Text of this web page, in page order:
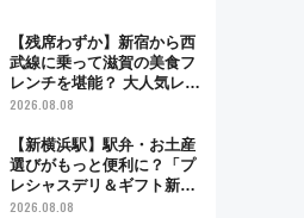
【残席わずか】新宿から西
武線に乗って滋賀の美食フ
レンチを堪能？ 大人気レス
トラン列車「52席の至福」
の特別コラボ
2026.08.08
【新横浜駅】駅弁・お土産
選びがもっと便利に？「プ
レシャスデリ＆ギフト新横
浜」がオープン 場所や営
2026.08.08